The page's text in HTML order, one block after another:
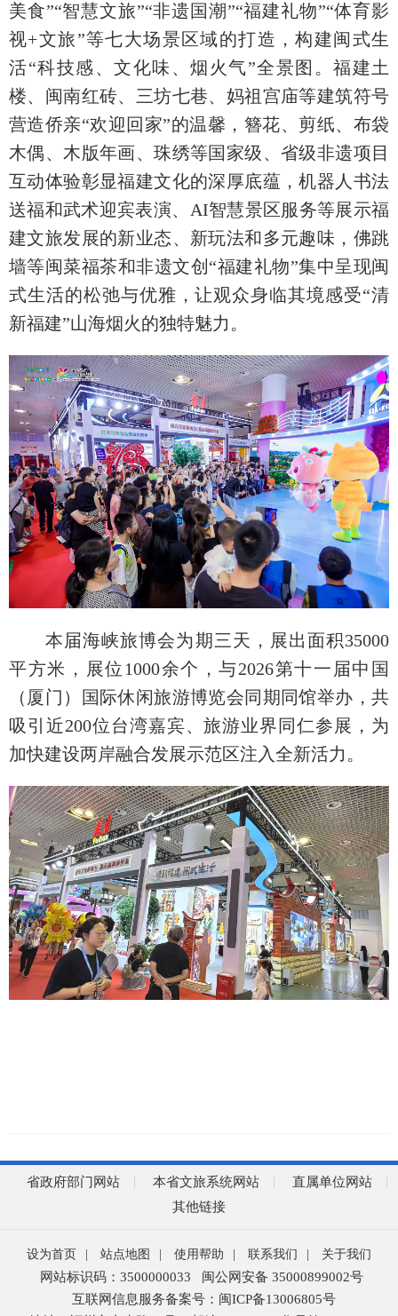
美食”“智慧文旅”“非遗国潮”“福建礼物”“体育影
视+文旅”等七大场景区域的打造，构建闽式生
活“科技感、文化味、烟火气”全景图。福建土
楼、闽南红砖、三坊七巷、妈祖宫庙等建筑符号
营造侨亲“欢迎回家”的温馨，簪花、剪纸、布袋
木偶、木版年画、珠绣等国家级、省级非遗项目
互动体验彰显福建文化的深厚底蕴，机器人书法
送福和武术迎宾表演、AI智慧景区服务等展示福
建文旅发展的新业态、新玩法和多元趣味，佛跳
墙等闽菜福茶和非遗文创“福建礼物”集中呈现闽
式生活的松弛与优雅，让观众身临其境感受“清
新福建”山海烟火的独特魅力。
本届海峡旅博会为期三天，展出面积35000
平方米，展位1000余个，与2026第十一届中国
（厦门）国际休闲旅游博览会同期同馆举办，共
吸引近200位台湾嘉宾、旅游业界同仁参展，为
加快建设两岸融合发展示范区注入全新活力。
省政府部门网站 本省文旅系统网站
直属单位网站
其他链接
设为首页 | 站点地图 | 使用帮助 | 联系我们 | 关于我们
网站标识码：3500000033
闽公网安备 35000899002号
互联网信息服务备案号：闽ICP备13006805号